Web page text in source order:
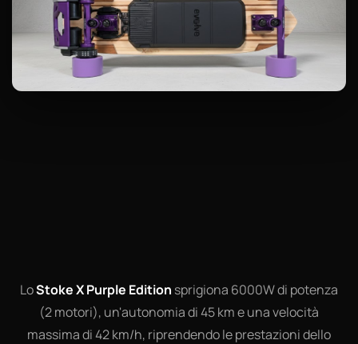
LoStoke X Purple Edition sprigiona 6000W di potenza
(2 motori), un'autonomia di 45 km e una velocità
massima di 42 km/h, riprendendo le prestazioni dello